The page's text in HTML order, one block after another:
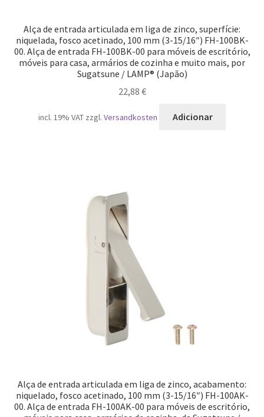
Alça de entrada articulada em liga de zinco, superfície:
niquelada, fosco acetinado, 100 mm (3-15/16″) FH-100BK-
00. Alça de entrada FH-100BK-00 para móveis de escritório,
móveis para casa, armários de cozinha e muito mais, por
Sugatsune / LAMP® (Japão)
22,88 €
incl. 19% VAT zzgl. Versandkosten Adicionar
Alça de entrada articulada em liga de zinco, acabamento:
niquelado, fosco acetinado, 100 mm (3-15/16″) FH-100AK-
00. Alça de entrada FH-100AK-00 para móveis de escritório,